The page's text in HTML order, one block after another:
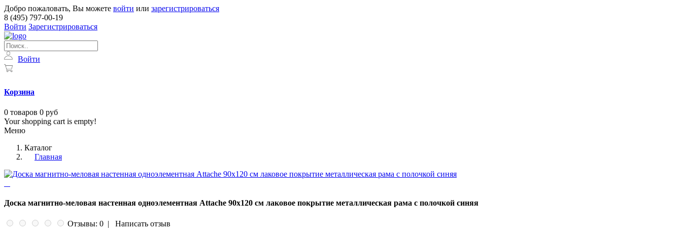
Добро пожаловать, Вы можете войти или зарегистрироваться
8 (495) 797-00-19
Войти Зарегистрироваться
Войти
Корзина
0 товаров 0 руб
Your shopping cart is empty!
Меню
Каталог
Главная
Доска магнитно-меловая настенная одноэлементная Attache 90х120 см лаковое покрытие металлическая рама с полочкой синяя
Отзывы: 0 |
Написать отзыв